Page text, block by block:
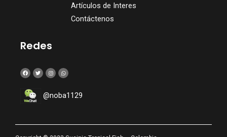
Artículos de Interes
Contáctenos
Redes
@noba1129